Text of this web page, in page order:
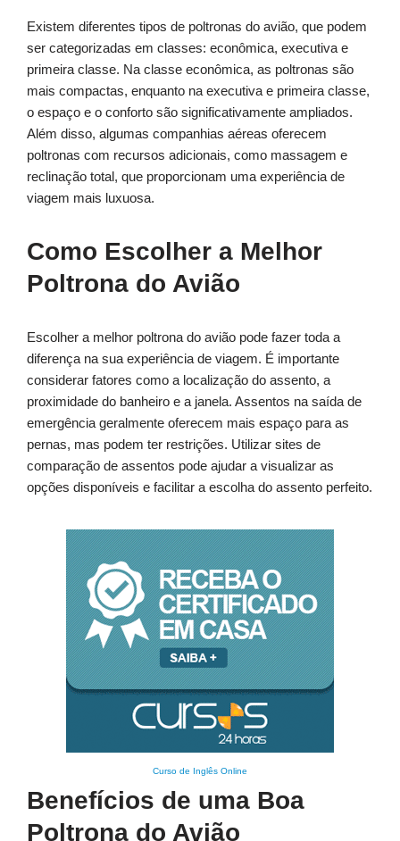
Existem diferentes tipos de poltronas do avião, que podem
ser categorizadas em classes: econômica, executiva e
primeira classe. Na classe econômica, as poltronas são
mais compactas, enquanto na executiva e primeira classe,
o espaço e o conforto são significativamente ampliados.
Além disso, algumas companhias aéreas oferecem
poltronas com recursos adicionais, como massagem e
reclinação total, que proporcionam uma experiência de
viagem mais luxuosa.
Como Escolher a Melhor
Poltrona do Avião
Escolher a melhor poltrona do avião pode fazer toda a
diferença na sua experiência de viagem. É importante
considerar fatores como a localização do assento, a
proximidade do banheiro e a janela. Assentos na saída de
emergência geralmente oferecem mais espaço para as
pernas, mas podem ter restrições. Utilizar sites de
comparação de assentos pode ajudar a visualizar as
opções disponíveis e facilitar a escolha do assento perfeito.
Curso de Inglês Online
Benefícios de uma Boa
Poltrona do Avião